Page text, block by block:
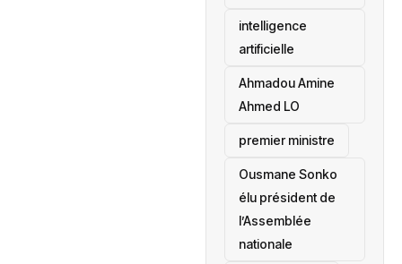
intelligence
artificielle
Ahmadou Amine
Ahmed LO
premier ministre
Ousmane Sonko
élu président de
l’Assemblée
nationale